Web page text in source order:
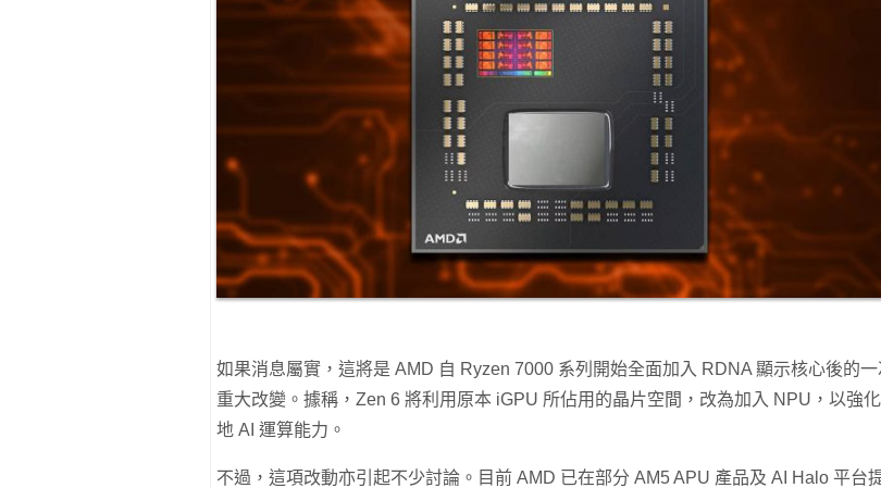
如果消息屬實，這將是 AMD 自 Ryzen 7000 系列開始全面加入 RDNA 顯示核心後的一
重大改變。據稱，Zen 6 將利用原本 iGPU 所佔用的晶片空間，改為加入 NPU，以強
地 AI 運算能力。
不過，這項改動亦引起不少討論。目前 AMD 已在部分 AM5 APU 產品及 AI Halo 平台